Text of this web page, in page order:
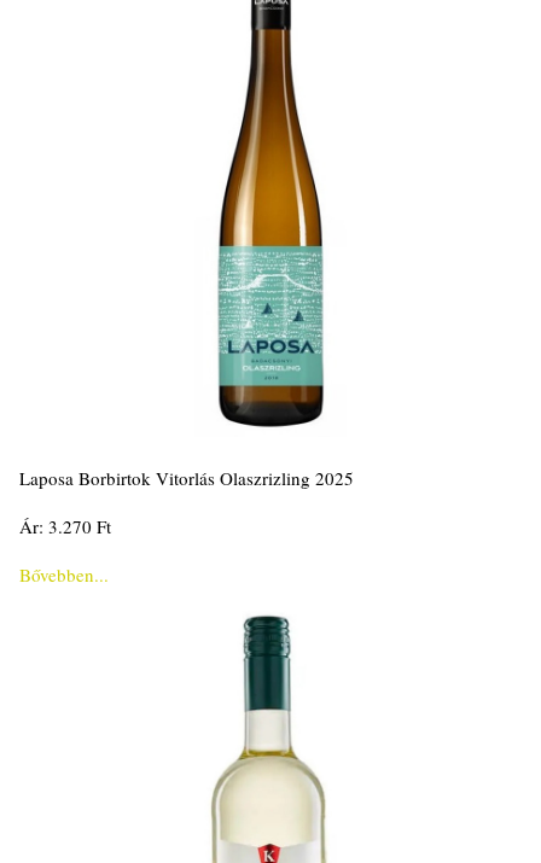
Laposa Borbirtok Vitorlás Olaszrizling 2025
Ár: 3.270 Ft
Bővebben...